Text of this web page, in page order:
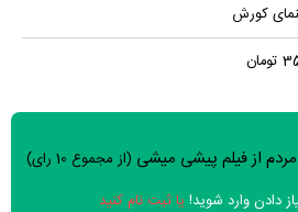
شده است؛ در بخش گالری عکس و پوستر فیلم
پیشی میشی و نقد فیلم پیشی میشی هنوز
شما به این حد قانع نیستیم؛ باید به‌کمک
دایرة‌المعارف آنلاین و بانک اطلاعات
کورش
سوالات نظرسنجی ( 8 سوال)
مردم از فیلم پیشی میشی (از مجموع 10 رای)
دادن وارد شوید! یا ثبت نام کنید